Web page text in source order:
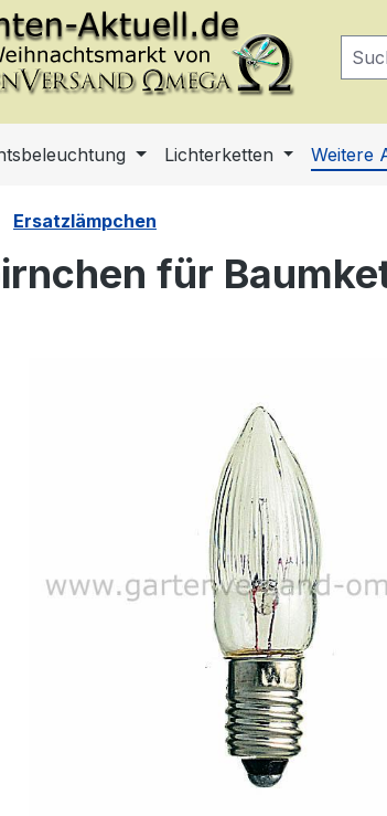
springen
Lichterketten Weitere
Ersatzlämpchen
für